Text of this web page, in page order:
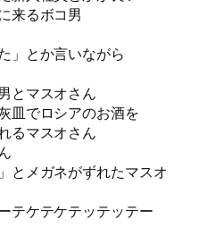
来るボコ男
」とか言いながら
とマスオさん
皿でロシアのお酒を
るマスオさん
とメガネがずれたマスオ
テケテケテッテッテー